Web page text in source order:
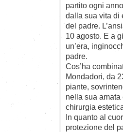
partito ogni
dalla sua vita di
del padre.
10 agosto. E a
un’era,
padre.
Cos’ha
Mondadori, da
piante,
nella sua
chirurgia
In quanto al
protezione del